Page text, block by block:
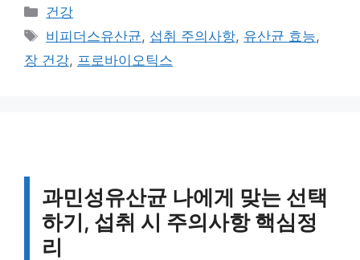
카
테
리
건강
태
그
비피더스유산균, 섭취 주의사항, 유산균 효능,
장 건강, 프로바이오틱스
과민성유산균 나에게 맞는 선택
하기, 섭취 시 주의사항 핵심정
리